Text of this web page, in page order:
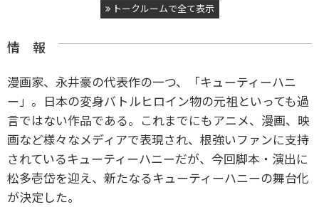
トークルームで全て表示
情 報
漫画家、永井豪の代表作の一つ、「キューティーハニ
ー」。日本の変身バトルヒロイン物の元祖といっても過
言ではない作品である。これまでにもアニメ、漫画、映
画など様々なメディアで表現され、根強いファンに支持
されているキューティーハニーだが、今回脚本・演出に
松多壱岱を迎え、新たなるキューティーハニーの舞台化
が決定した。